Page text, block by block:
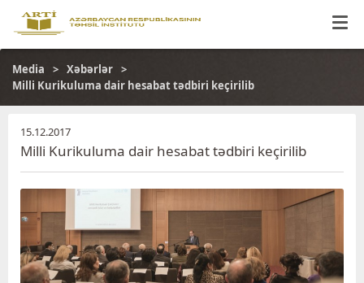
Media
Xəbərlər
Milli Kurikuluma dair hesabat tədbiri keçirilib
15.12.2017
Milli Kurikuluma dair hesabat tədbiri keçirilib